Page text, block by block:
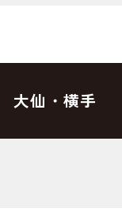
大仙・横手